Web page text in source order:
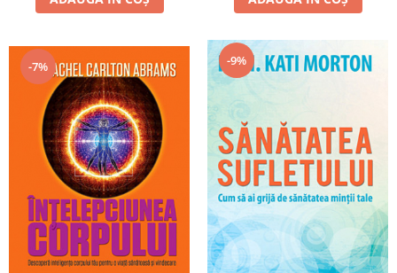
-7% -9%